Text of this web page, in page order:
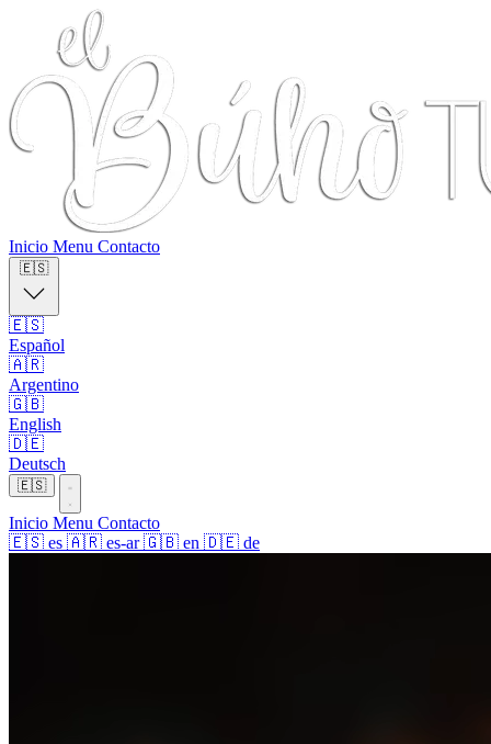
Inicio Menu Contacto
🇪🇸
🇪🇸
Español
🇦🇷
Argentino
🇬🇧
English
🇩🇪
Deutsch
🇪🇸
Inicio Menu Contacto
🇪🇸 es 🇦🇷 es-ar🇬🇧 en 🇩🇪 de